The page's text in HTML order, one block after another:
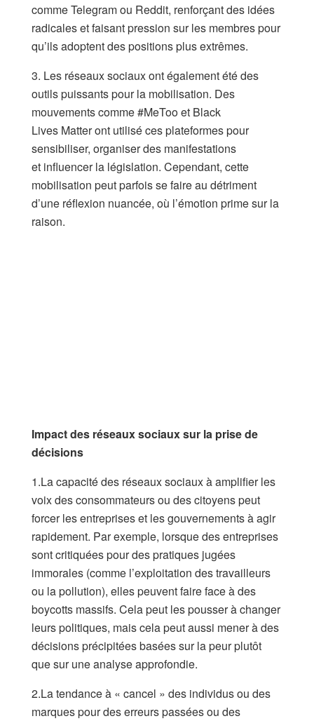
comme Telegram ou Reddit, renforçant des idées
radicales et faisant pression sur les membres pour
qu’ils adoptent des positions plus extrêmes.
3. Les réseaux sociaux ont également été des
outils puissants pour la mobilisation. Des
mouvements comme #MeToo et Black
Lives Matter ont utilisé ces plateformes pour
sensibiliser, organiser des manifestations
et influencer la législation. Cependant, cette
mobilisation peut parfois se faire au détriment
d’une réflexion nuancée, où l’émotion prime sur la
raison.
Impactdes réseaux sociauxsur la prise de
décisions
1.La capacité des réseaux sociaux à amplifier les
voix des consommateurs ou des citoyens peut
forcer les entreprises et les gouvernements à agir
rapidement. Par exemple, lorsque des entreprises
sont critiquées pour des pratiques jugées
immorales (comme l’exploitation des travailleurs
ou la pollution), elles peuvent faire face à des
boycotts massifs. Cela peut les pousser à changer
leurs politiques, mais cela peut aussi mener à des
décisions précipitées basées sur la peur plutôt
que sur une analyse approfondie.
2.La tendance à « cancel » des individus ou des
marques pour des erreurs passées ou des